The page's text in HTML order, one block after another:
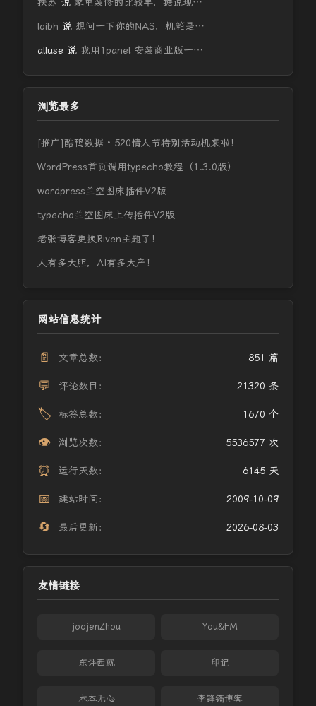
loibh 说 想问一下你的NAS，机箱是…
alluse 说 我用1panel 安装商业版一…
浏览最多
[推广]酷鸭数据 · 520情人节特别活动机来啦！
WordPress首页调用typecho教程（1.3.0版）
wordpress兰空图床插件V2版
typecho兰空图床上传插件V2版
老张博客更换Riven主题了！
人有多大胆，AI有多大产！
网站信息统计
📄 文章总数： 851 篇
💬 评论数目： 21320 条
🏷️ 标签总数： 1670 个
👁️ 浏览次数： 5536577 次
⏰ 运行天数： 6145 天
📅 建站时间： 2009-10-09
🔄 最后更新： 2026-08-03
友情链接
joojenZhou You&FM
东评西就 印记
木本无心 李锋镝博客